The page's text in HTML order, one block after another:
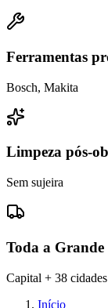
Ferramentas
Bosch, Makita
Limpeza pós-
Sem sujeira
Toda a Grande
Capital + 38 cidades
Início